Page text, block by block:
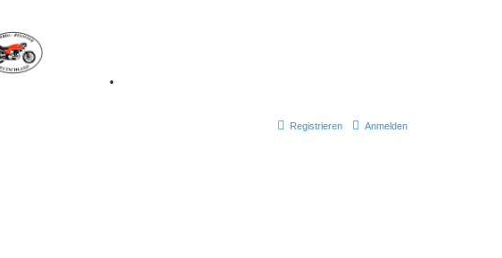
•
Anmelden
Registrieren